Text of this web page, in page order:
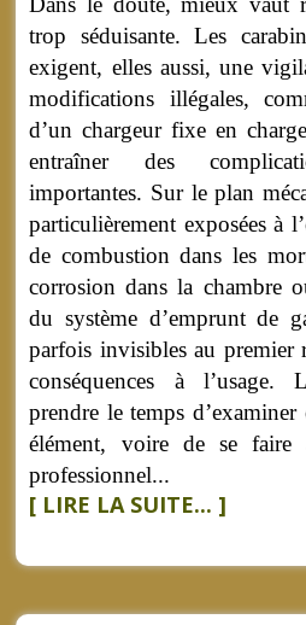
trop séduisante. Les
exigent, elles aussi, une
modifications illégales,
d’un chargeur fixe en
entraîner des
importantes. Sur le plan
particulièrement exposées à
de combustion dans les
corrosion dans la chambre
du système d’emprunt de
parfois invisibles au premier
conséquences à l’usage.
prendre le temps
élément, voire de se faire
professionnel...
[ LIRE LA SUITE... ]